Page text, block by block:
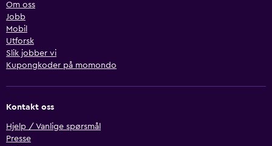
Om oss
Jobb
Mobil
Utforsk
Slik jobber vi
Kupongkoder på momondo
Kontakt oss
Hjelp / Vanlige spørsmål
Presse